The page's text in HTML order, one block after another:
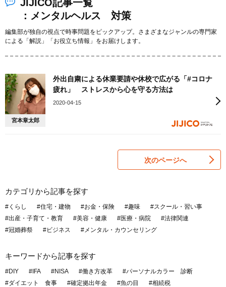
JIJICO記事一覧
：メンタルヘルス 対策
編集部が独自の視点で時事問題をピックアップ。さまざまなジャンルの専門家
による「解説」「お役立ち情報」をお届けします。
宮本章太郎
外出自粛による休業要請や休校で広がる「#コロナ
疲れ」 ストレスから心を守る方法は
2020-04-15
次のページへ
カテゴリから記事を探す
#くらし #住宅・建物 #お金・保険 #趣味
#スクール・習い事
#出産・子育て・教育
#美容・健康 #医療・病院
#法律関連
#冠婚葬祭
#ビジネス #メンタル・カウンセリング
キーワードから記事を探す
#DIY #IFA #NISA #働き方改革
#パーソナルカラー 診断
#ダイエット 食事
#確定拠出年金 #魚の目
#相続税